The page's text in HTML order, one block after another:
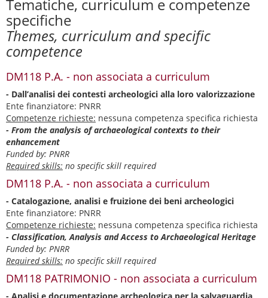
Tematiche, curriculum e competenze
specifiche
Themes, curriculum and specific
competence
DM118 P.A. - non associata a curriculum
- Dall’analisi dei contesti archeologici alla loro valorizzazione
Ente finanziatore: PNRR
Competenze richieste: nessuna competenza specifica richiesta
- From the analysis of archaeological contexts to their
enhancement
Funded by: PNRR
Required skills: no specific skill required
DM118 P.A. - non associata a curriculum
- Catalogazione, analisi e fruizione dei beni archeologici
Ente finanziatore: PNRR
Competenze richieste: nessuna competenza specifica richiesta
- Classification, Analysis and Access to Archaeological Heritage
Funded by: PNRR
Required skills: no specific skill required
DM118 PATRIMONIO - non associata a curriculum